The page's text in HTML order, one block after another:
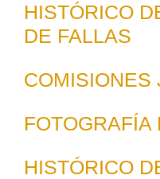
HISTÓRICO
DE FALLAS
COMISIONES
FOTOGRAFÍA
HISTÓRICO